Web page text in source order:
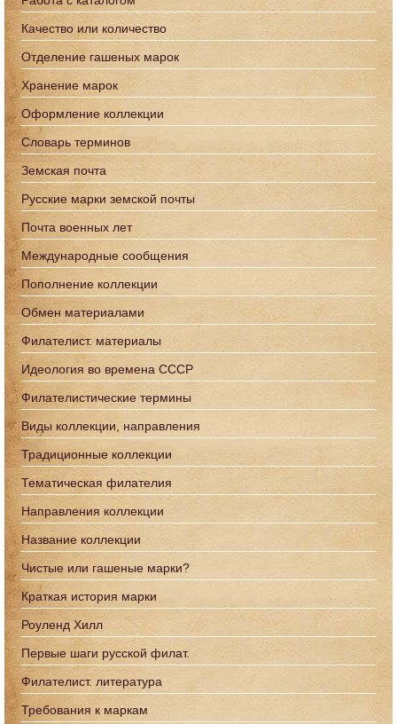
Качество или количество
Отделение гашеных марок
Хранение марок
Оформление коллекции
Словарь терминов
Земская почта
Русские марки земской почты
Почта военных лет
Международные сообщения
Пополнение коллекции
Обмен материалами
Филателист. материалы
Идеология во времена СССР
Филателистические термины
Виды коллекции, направления
Традиционные коллекции
Тематическая филателия
Направления коллекции
Название коллекции
Чистые или гашеные марки?
Краткая история марки
Роуленд Хилл
Первые шаги русской филат.
Филателист. литература
Требования к маркам